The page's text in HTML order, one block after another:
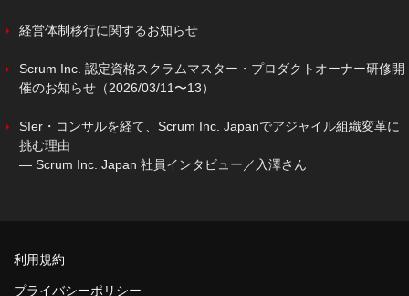
経営体制移行に関するお知らせ
Scrum Inc. 認定資格スクラムマスター・プロダクトオーナー研修開
催のお知らせ（2026/03/11〜13）
SIer・コンサルを経て、Scrum Inc. Japanでアジャイル組織変革に
挑む理由
― Scrum Inc. Japan 社員インタビュー／入澤さん
利用規約
プライバシーポリシー